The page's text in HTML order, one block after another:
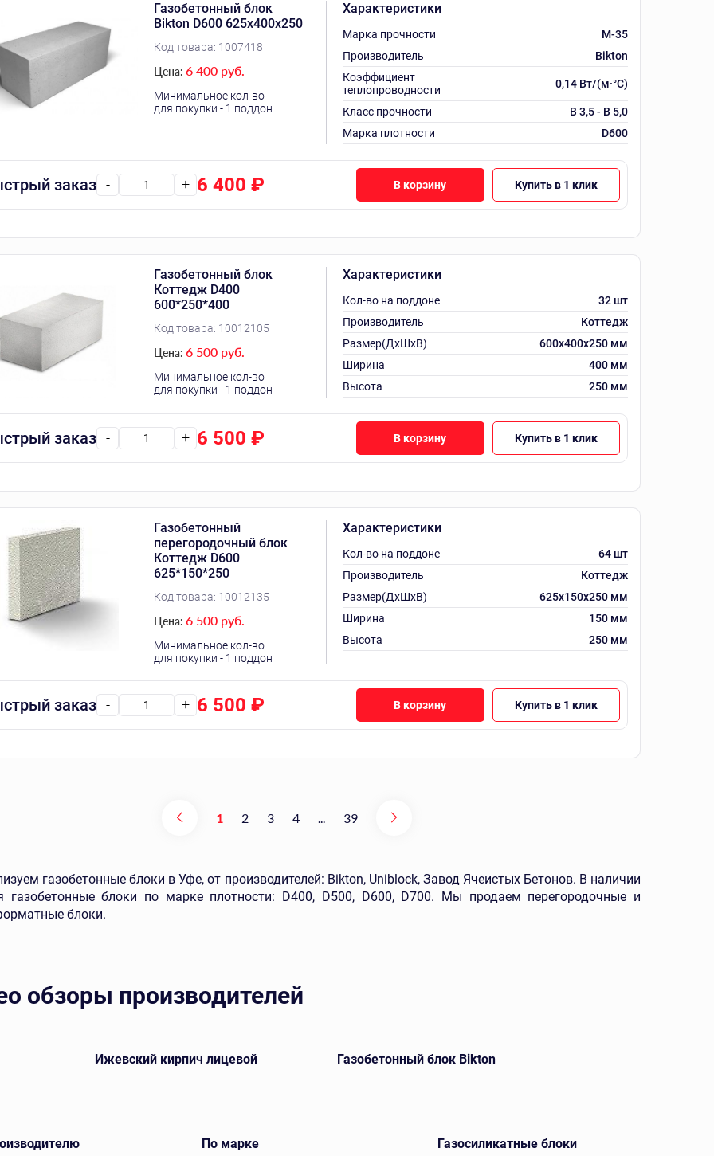
Газобетонный блок
Bikton D600 625х400х250
Код товара: 1007418
Цена: 6 400 руб.
Минимальное кол-во
для покупки - 1 поддон
Характеристики
Марка прочности
M-35
Производитель
Bikton
Коэффициент
теплопроводности
0,14 Вт/(м·°C)
Класс прочности
B 3,5 - B 5,0
Марка плотности
D600
заказ - + 6 400 ₽ В корзину Купить в 1 клик
Газобетонный блок
Коттедж D400
600*250*400
Код товара: 10012105
Цена: 6 500 руб.
Минимальное кол-во
для покупки - 1 поддон
Характеристики
Кол-во на поддоне
32 шт
Производитель
Коттедж
Размер(ДхШхВ)
600х400х250 мм
Ширина
400 мм
Высота
250 мм
заказ - + 6 500 ₽ В корзину Купить в 1 клик
Газобетонный
перегородочный блок
Коттедж D600
625*150*250
Код товара: 10012135
Цена: 6 500 руб.
Минимальное кол-во
для покупки - 1 поддон
Характеристики
Кол-во на поддоне
64 шт
Производитель
Коттедж
Размер(ДхШхВ)
625х150х250 мм
Ширина
150 мм
Высота
250 мм
заказ - + 6 500 ₽ В корзину Купить в 1 клик
1 2 3 4 39
газобетонные блоки в Уфе, от производителей: Bikton, Uniblock, Завод Ячеистых Бетонов. В наличии
газобетонные блоки по марке плотности: D400, D500, D600, D700. Мы продаем перегородочные и
блоки.
обзоры производителей
Ижевский кирпич лицевой Газобетонный блок Bikton
Газосиликатные блоки
По марке